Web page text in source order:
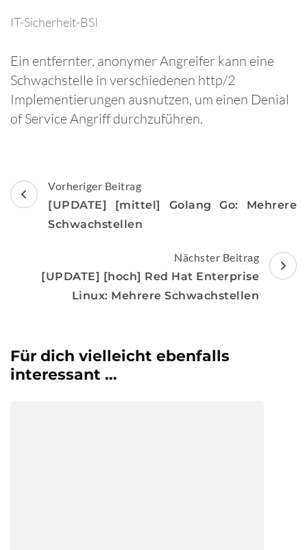
IT-Sicherheit-BSI
Ein entfernter, anonymer Angreifer kann eine
Schwachstelle in verschiedenen http/2
Implementierungen ausnutzen, um einen Denial
of Service Angriff durchzuführen.
Beitragsnavigation
Vorheriger Beitrag
[UPDATE] [mittel] Golang Go: Mehrere
Schwachstellen
Nächster Beitrag
[UPDATE] [hoch] Red Hat Enterprise
Linux: Mehrere Schwachstellen
Für dich vielleicht ebenfalls
interessant …